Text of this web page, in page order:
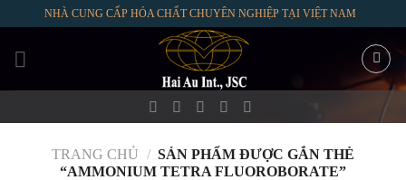
content
NHÀ CUNG CẤP HÓA CHẤT CHUYÊN NGHIỆP TẠI VIỆT NAM
TRANG CHỦ / SẢN PHẨM ĐƯỢC GẮN THẺ
“AMMONIUM TETRA FLUOROBORATE”